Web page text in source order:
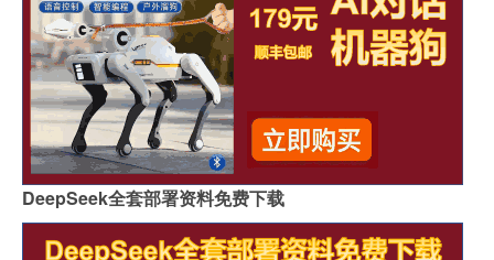
DeepSeek全套部署资料免费下载